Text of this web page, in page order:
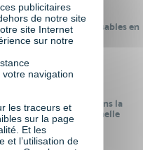
des formations réalisables en
digital learning
24 ans d'expérience dans la
formation professionnelle
publicitaires
de notre site
site Internet
sur notre
navigation
les traceurs et
sur la page
Et les
et l’utilisation de